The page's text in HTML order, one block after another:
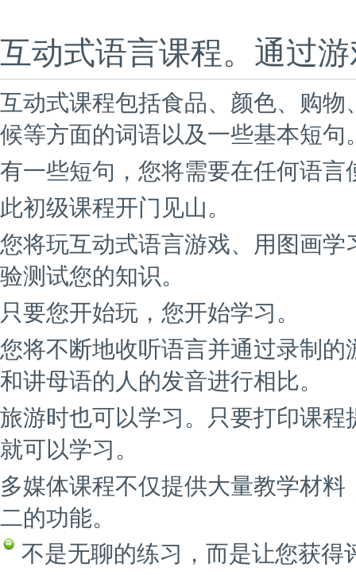
互动式语言课程。通过
互动式课程包括食品、颜色、购
候等方面的词语以及一些基本短句
有一些短句，您将需要在任何语言
此初级课程开门见山。
您将玩互动式语言游戏、用图画
验测试您的知识。
只要您开始玩，您开始学习。
您将不断地收听语言并通过录制
和讲母语的人的发音进行相比。
旅游时也可以学习。只要打印课
就可以学习。
多媒体课程不仅提供大量教学材
二的功能。
不是无聊的练习，而是让您获得